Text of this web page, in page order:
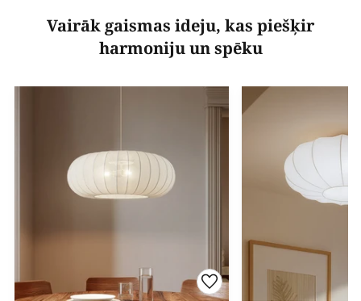
Vairāk gaismas ideju, kas piešķir
harmoniju un spēku